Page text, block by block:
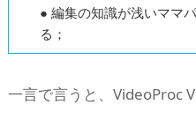
● 編集の知識が浅いママ
る；
一言で言うと、VideoProc